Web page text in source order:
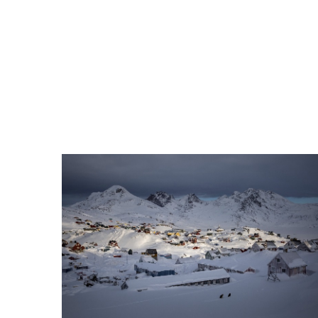
General/Geral/General